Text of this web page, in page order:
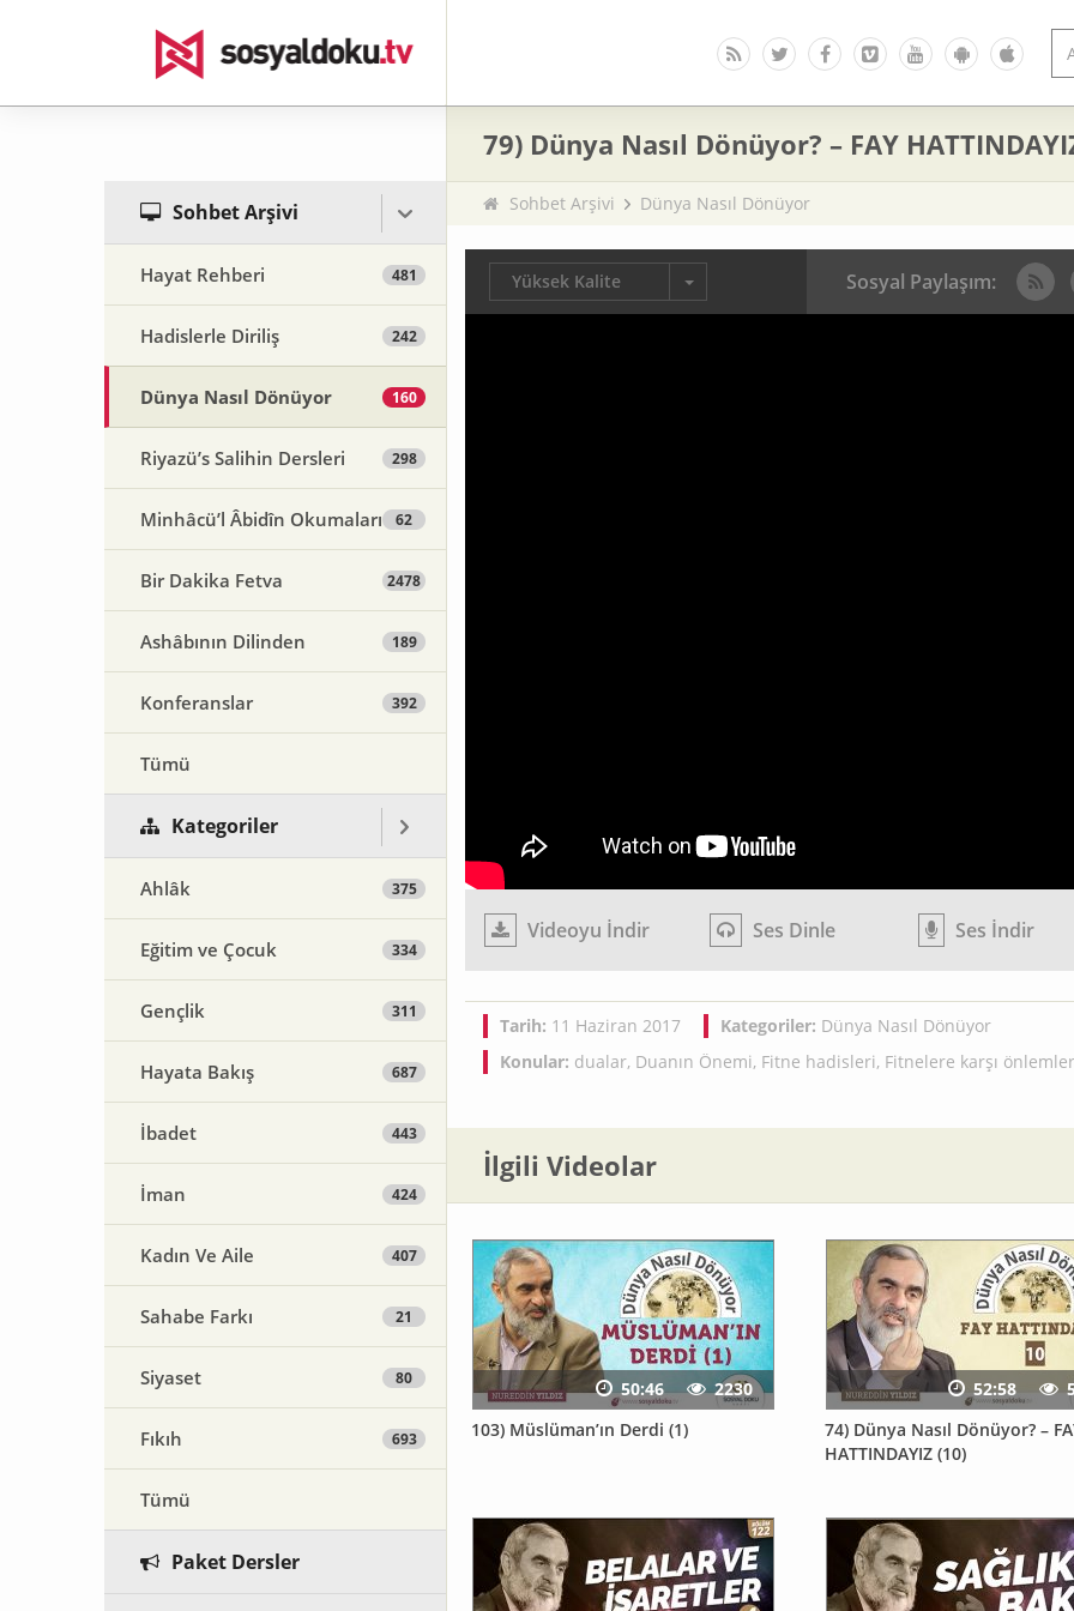
Sohbet Arşivi
Hayat Rehberi 481
Hadislerle Diriliş 242
Dünya Nasıl Dönüyor 160
Riyazü’s Salihin Dersleri 298
Minhâcü’l Âbidîn Okumaları 62
Bir Dakika Fetva 2478
Ashâbının Dilinden 189
Konferanslar 392
Tümü
Kategoriler
Ahlâk 375
Eğitim ve Çocuk 334
Gençlik 311
Hayata Bakış 687
İbadet 443
İman 424
Kadın Ve Aile 407
Sahabe Farkı 21
Siyaset 80
Fıkıh 693
Tümü
Paket Dersler
79) Dünya Nasıl Dönüyor? – FAY
Sohbet Arşivi Dünya Nasıl Dönüyor
Yüksek Kalite Sosyal Paylaşım:
Videoyu İndir Ses Dinle Ses İndir
Tarih: 11 Haziran 2017 Kategoriler: Dünya Nasıl Dönüyor
Konular: dualar, Duanın Önemi, Fitne hadisleri, Fitnelere karşı önlemler
İlgili Videolar
103) Müslüman’ın Derdi (1)
50:46
2230
74) Dünya Nasıl Dönüyor? –
HATTINDAYIZ (10)
52:58